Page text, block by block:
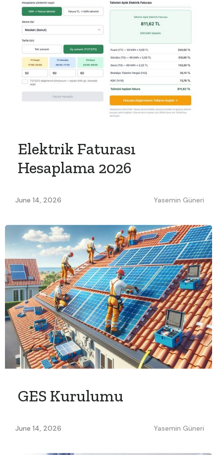
Elektrik Faturası
Hesaplama 2026
June 14, 2026 Yasemin Güneri
GES Kurulumu
June 14, 2026 Yasemin Güneri